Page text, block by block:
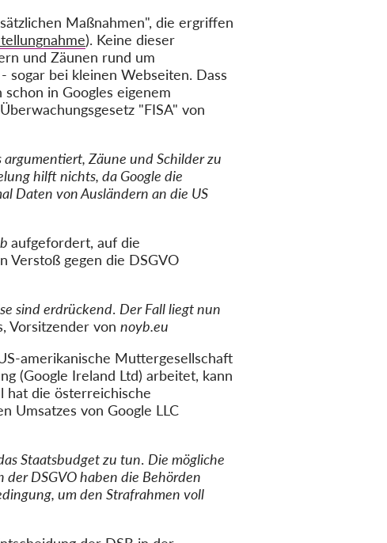
Maßnahmen", die ergriffen
). Keine dieser
und Zäunen rund um
sogar bei kleinen Webseiten. Dass
in Googles eigenem
"FISA" von
argumentiert, Zäune und Schilder zu
hilft nichts, da Google die
Daten von Ausländern an die US
aufgefordert, auf die
Verstoß gegen die DSGVO
sind erdrückend. Der Fall liegt nun
Vorsitzender von noyb.eu
amerikanische Muttergesellschaft
(Google Ireland Ltd) arbeitet, kann
hat die österreichische
Umsatzes von Google LLC
Staatsbudget zu tun. Die mögliche
der DSGVO haben die Behörden
um den Strafrahmen voll